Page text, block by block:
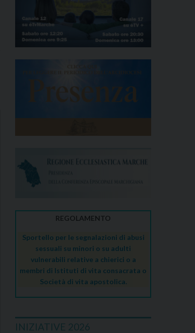
REGOLAMENTO
Sportello per le segnalazioni di abusi
sessuali su minori o su adulti
vulnerabili relative a chierici o a
membri di Istituti di vita consacrata o
Società di vita apostolica.
INIZIATIVE 2026